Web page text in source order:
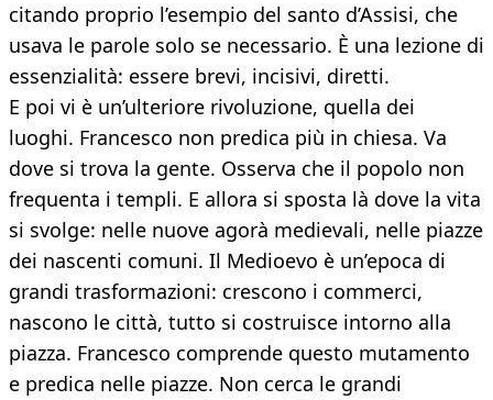
citando proprio l’esempio del santo d’Assisi, che
usava le parole solo se necessario. È una lezione di
essenzialità: essere brevi, incisivi, diretti.
E poi vi è un’ulteriore rivoluzione, quella dei
luoghi. Francesco non predica più in chiesa. Va
dove si trova la gente. Osserva che il popolo non
frequenta i templi. E allora si sposta là dove la vita
si svolge: nelle nuove agorà medievali, nelle piazze
dei nascenti comuni. Il Medioevo è un’epoca di
grandi trasformazioni: crescono i commerci,
nascono le città, tutto si costruisce intorno alla
piazza. Francesco comprende questo mutamento
e predica nelle piazze. Non cerca le grandi